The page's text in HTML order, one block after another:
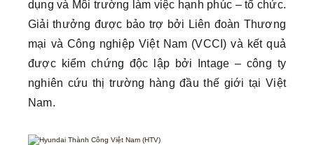
dụng và Môi trường làm việc hạnh phúc – tổ chức.
Giải thưởng được bảo trợ bởi Liên đoàn Thương
mại và Công nghiệp Việt Nam (VCCI) và kết quả
được kiểm chứng độc lập bởi Intage – công ty
nghiên cứu thị trường hàng đầu thế giới tại Việt
Nam.